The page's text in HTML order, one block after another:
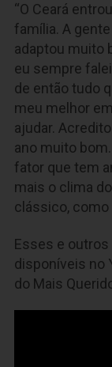
“O Ceará
família. A
adaptou muito
eu sempre
de então tudo
meu melhor
ajudar.
ano muito
fator que tem
mais o clima
clássico, como
Esses e
disponíveis no
do Mais